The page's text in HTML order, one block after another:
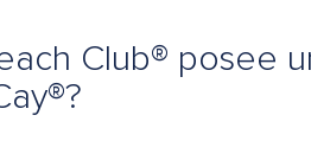
Club® posee